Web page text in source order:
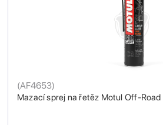
Mazací sprej na řetěz Motul Off-
(AF4653)